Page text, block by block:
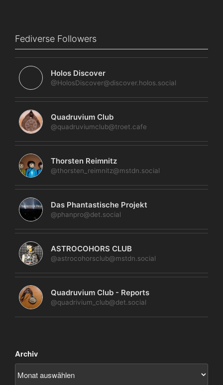
Fediverse Followers
Holos Discover
@HolosDiscover@discover.holos.social
Quadruvium Club
@quadruviumclub@troet.cafe
Thorsten Reimnitz
@thorsten_reimnitz@mstdn.social
Das Phantastische Projekt
@phanpro@det.social
ASTROCOHORS CLUB
@astrocohorsclub@mstdn.social
Quadruvium Club - Reports
@quadrivium_club@det.social
Archiv